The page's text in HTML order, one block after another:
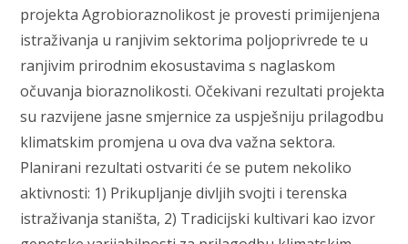
projekta Agrobioraznolikost je provesti primijenjena
istraživanja u ranjivim sektorima poljoprivrede te u
ranjivim prirodnim ekosustavima s naglaskom
očuvanja bioraznolikosti. Očekivani rezultati projekta
su razvijene jasne smjernice za uspješniju prilagodbu
klimatskim promjena u ova dva važna sektora.
Planirani rezultati ostvariti će se putem nekoliko
aktivnosti: 1) Prikupljanje divljih svojti i terenska
istraživanja staništa, 2) Tradicijski kultivari kao izvor